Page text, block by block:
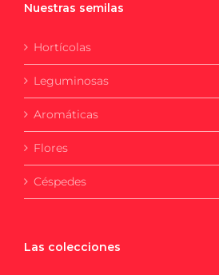
Nuestras semilas
Hortícolas
Leguminosas
Aromáticas
Flores
Céspedes
Las colecciones